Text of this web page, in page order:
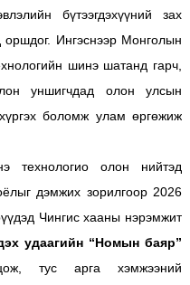
бүтээгдэхүүний зах
оршдог. Ингэснээр Монголын
шинэ шатанд гарч,
уншигчдад олон улсын
боломж улам өргөжиж
технологио олон нийтэд
дэмжих зорилгоор 2026
Чингис хааны нэрэмжит
удаагийн “Номын баяр”
тус арга хэмжээний